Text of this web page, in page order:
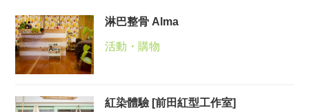
淋巴整骨 Alma
活動・購物
紅染體驗 [前田紅型工作室]